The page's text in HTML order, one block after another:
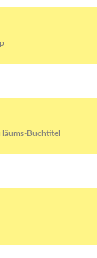
Buchtitel